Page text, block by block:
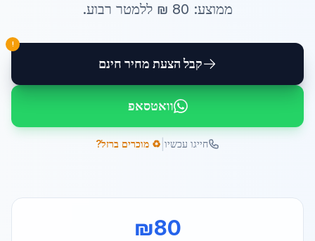
ממוצע: 80 ₪ ללמטר רבוע.
קבל הצעת מחיר חינם
!
וואטסאפ
חייגו עכשיו ♻️ מוכרים ברזל?
₪80